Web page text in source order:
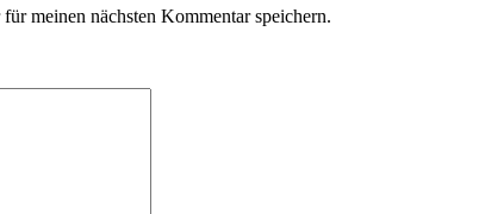
meinen nächsten Kommentar speichern.